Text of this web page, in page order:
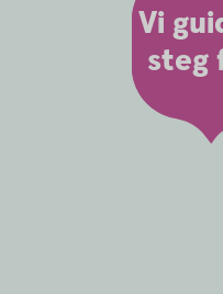
Vi
steg